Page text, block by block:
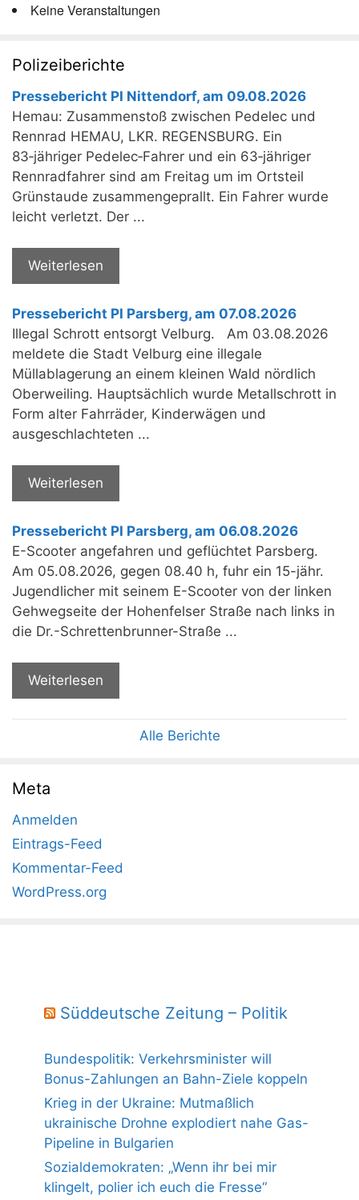
Keine Veranstaltungen
Polizeiberichte
Pressebericht PI Nittendorf, am 09.08.2026
Hemau: Zusammenstoß zwischen Pedelec und
Rennrad HEMAU, LKR. REGENSBURG. Ein
83‑jähriger Pedelec‑Fahrer und ein 63‑jähriger
Rennradfahrer sind am Freitag um im Ortsteil
Grünstaude zusammengeprallt. Ein Fahrer wurde
leicht verletzt. Der ...
Weiterlesen
Pressebericht PI Parsberg, am 07.08.2026
Illegal Schrott entsorgt Velburg. Am 03.08.2026
meldete die Stadt Velburg eine illegale
Müllablagerung an einem kleinen Wald nördlich
Oberweiling. Hauptsächlich wurde Metallschrott in
Form alter Fahrräder, Kinderwägen und
ausgeschlachteten ...
Weiterlesen
Pressebericht PI Parsberg, am 06.08.2026
E-Scooter angefahren und geflüchtet Parsberg.
Am 05.08.2026, gegen 08.40 h, fuhr ein 15-jähr.
Jugendlicher mit seinem E-Scooter von der linken
Gehwegseite der Hohenfelser Straße nach links in
die Dr.-Schrettenbrunner-Straße ...
Weiterlesen
Alle Berichte
Meta
Anmelden
Eintrags-Feed
Kommentar-Feed
WordPress.org
Süddeutsche Zeitung – Politik
Bundespolitik: Verkehrsminister will
Bonus-Zahlungen an Bahn-Ziele koppeln
Krieg in der Ukraine: Mutmaßlich
ukrainische Drohne explodiert nahe Gas-
Pipeline in Bulgarien
Sozialdemokraten: „Wenn ihr bei mir
klingelt, polier ich euch die Fresse“